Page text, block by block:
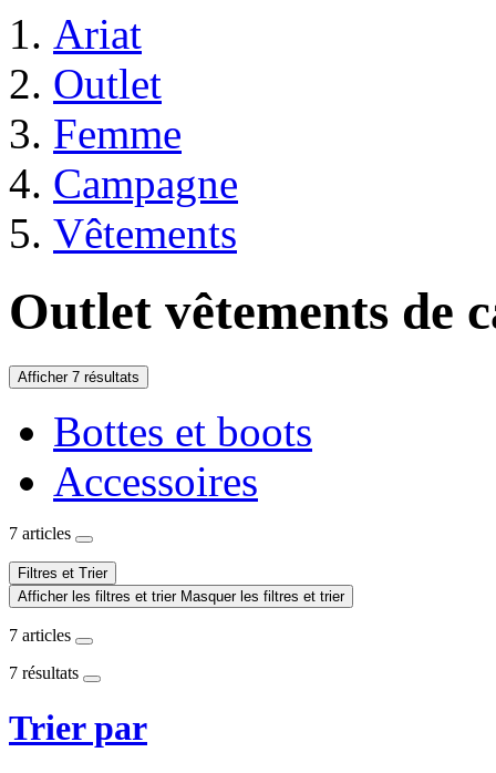
Ariat
Outlet
Femme
Campagne
Vêtements
Outlet vêtements de
Afficher 7 résultats
Bottes et boots
Accessoires
7 articles
Filtres et Trier
Afficher les filtres et trier Masquer les filtres et trier
7 articles
7 résultats
Trier par